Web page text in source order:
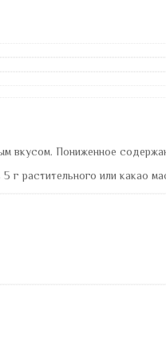
вкусом. Пониженное
растительного или какао